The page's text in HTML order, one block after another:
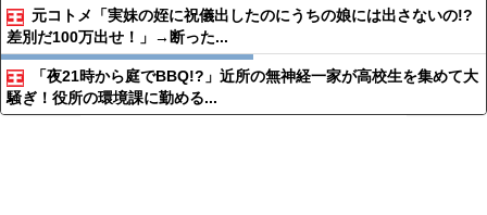
元コトメ「実妹の姪に祝儀出したのにうちの娘には出さないの!?
差別だ100万出せ！」→断った...
「夜21時から庭でBBQ!?」近所の無神経一家が高校生を集めて大
騒ぎ！役所の環境課に勤める...